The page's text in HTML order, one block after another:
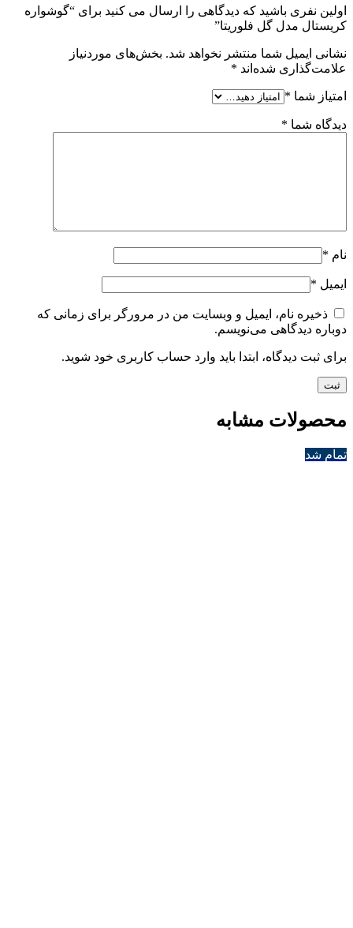
اولین نفری باشید که دیدگاهی را ارسال می کنید برای “گوشواره
کریستال مدل گل فلوریتا”
نشانی ایمیل شما منتشر نخواهد شد. بخش‌های موردنیاز
علامت‌گذاری شده‌اند *
امتیاز شما *
دیدگاه شما *
نام *
ایمیل *
ذخیره نام، ایمیل و وبسایت من در مرورگر برای زمانی که
دوباره دیدگاهی می‌نویسم.
برای ثبت دیدگاه، ابتدا باید وارد حساب کاربری خود شوید.
محصولات مشابه
تمام شد